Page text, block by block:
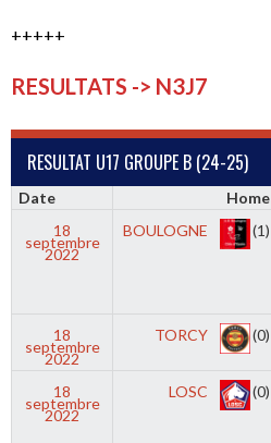
+++++
RESULTATS -> N3J7
RESULTAT U17 GROUPE B (24-25)
Date Home
18
septembre
2022
BOULOGNE (1)
18
septembre
2022
TORCY (0)
18
septembre
2022
LOSC (0)